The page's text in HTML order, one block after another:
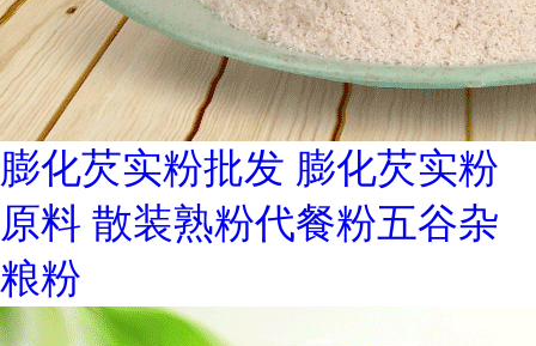
膨化芡实粉批发 膨化芡实粉
原料 散装熟粉代餐粉五谷杂
粮粉